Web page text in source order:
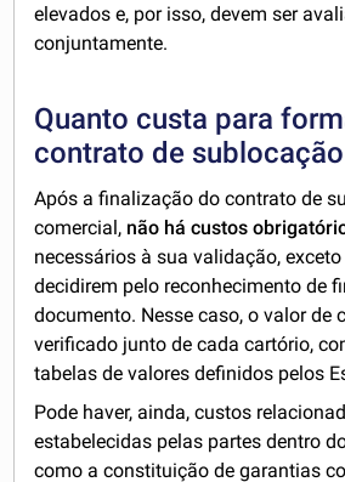
elevados e, por isso, devem ser
conjuntamente.
Quanto custa para
contrato de
Após a finalização do contrato de
comercial, não há custos
necessários à sua validação,
decidirem pelo reconhecimento de
documento. Nesse caso, o valor de
verificado junto de cada cartório,
tabelas de valores definidos pelos
Pode haver, ainda, custos
estabelecidas pelas partes dentro
como a constituição de garantias